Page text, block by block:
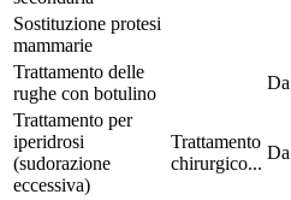
Sostituzione protesi
mammarie
Trattamento delle
rughe con botulino
Da
Trattamento per
iperidrosi
(sudorazione
eccessiva)
Trattamento
chirurgico...
Da